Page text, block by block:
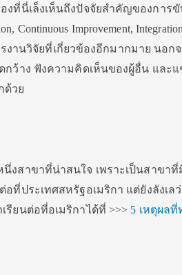
ที่นี่เล็งเห็นถึงปัจจัยสำคัญของการขั
Continuous Improvement,
งานวิจัยที่เกี่ยวข้องอีกมากมาย นอก
กว้าง ฟังความคิดเห็นของผู้อื่น และ
ด้วย
สาขาที่น่าสนใจ เพราะเป็นสาขาที่
ที่ประเทศสหรัฐอเมริกา แต่ยังลังเล
รียนต่อที่อเมริกาได้ที่ >>> 5 เหตุผล